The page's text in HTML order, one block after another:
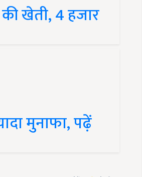
खेती, 4 हजार
मुनाफा, पढ़ें